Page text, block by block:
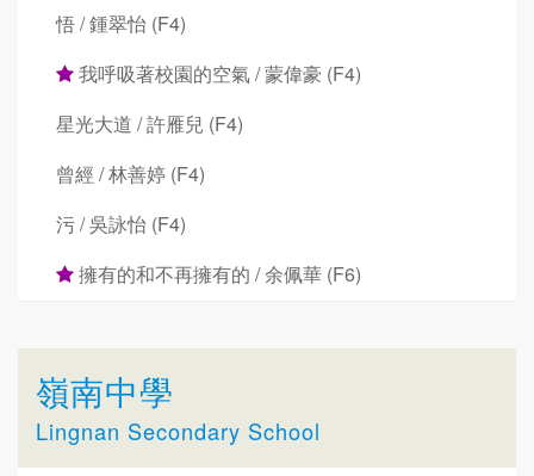
悟 / 鍾翠怡 (F4)
我呼吸著校園的空氣 / 蒙偉豪 (F4)
星光大道 / 許雁兒 (F4)
曾經 / 林善婷 (F4)
污 / 吳詠怡 (F4)
擁有的和不再擁有的 / 余佩華 (F6)
嶺南中學
Lingnan Secondary School